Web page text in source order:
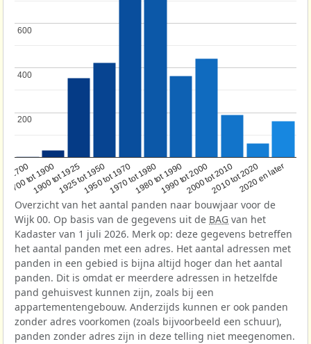
1700
1700 tot 1900
1900 tot 19251925 tot 19501950 tot 19701970 tot 19801980 tot 19901990 tot 20002000 tot 20102010 tot 20202020 en later
200
200
400
400
600
600
Overzicht van het aantal panden naar bouwjaar voor de
Wijk 00. Op basis van de gegevens uit de BAG van het
Kadaster van 1 juli 2026. Merk op: deze gegevens betreffen
het aantal panden met een adres. Het aantal adressen met
panden in een gebied is bijna altijd hoger dan het aantal
panden. Dit is omdat er meerdere adressen in hetzelfde
pand gehuisvest kunnen zijn, zoals bij een
appartementengebouw. Anderzijds kunnen er ook panden
zonder adres voorkomen (zoals bijvoorbeeld een schuur),
panden zonder adres zijn in deze telling niet meegenomen.